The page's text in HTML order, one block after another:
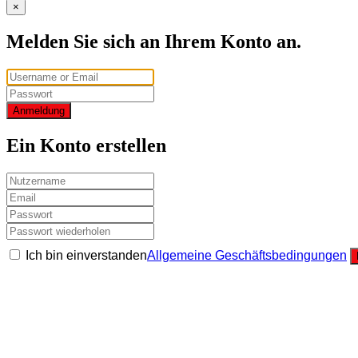
×
Melden Sie sich an Ihrem Konto an.
Anmeldung
Ein Konto erstellen
Ich bin einverstandenAllgemeine Geschäftsbedingungen